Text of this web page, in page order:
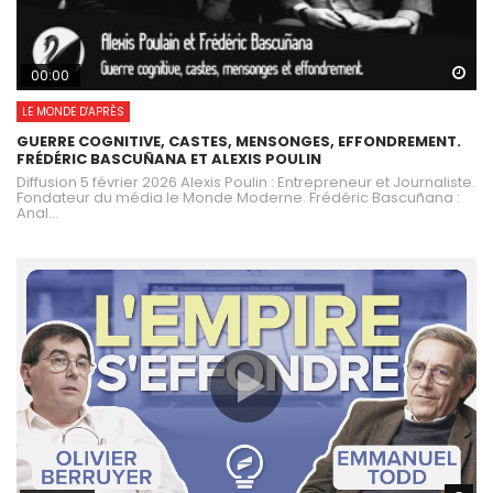
00:00
LE MONDE D'APRÈS
GUERRE COGNITIVE, CASTES, MENSONGES, EFFONDREMENT.
FRÉDÉRIC BASCUÑANA ET ALEXIS POULIN
Diffusion 5 février 2026 Alexis Poulin : Entrepreneur et Journaliste.
Fondateur du média le Monde Moderne. Frédéric Bascuñana :
Anal...